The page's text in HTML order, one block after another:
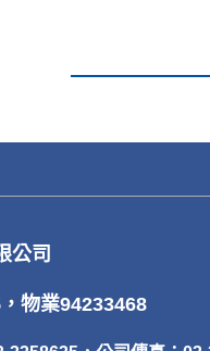
公司
物業94233468